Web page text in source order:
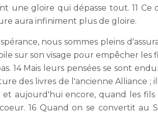
une gloire qui dépasse tout. 11 Ce
aura infiniment plus de gloire.
nous sommes pleins
sur son visage pour empêcher les
14 Mais leurs pensées se sont
des livres de l'ancienne Alliance ;
aujourd'hui encore, quand les fils
16 Quand on se convertit au